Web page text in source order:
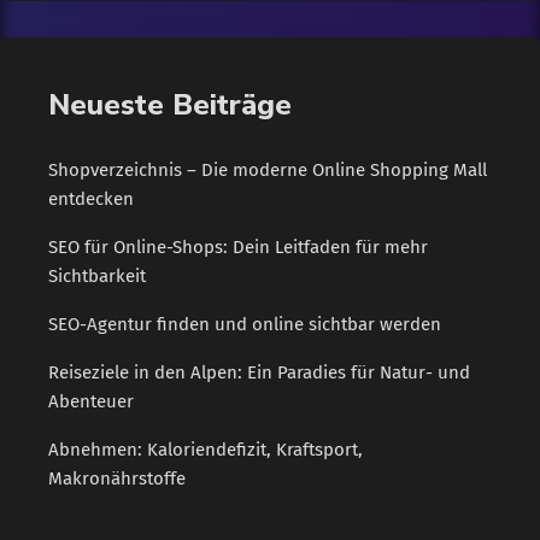
Motto "Starke Marke - aus Südwest" liefern vier […]
Neueste Beiträge
Shopverzeichnis – Die moderne Online Shopping Mall
entdecken
SEO für Online-Shops: Dein Leitfaden für mehr
Sichtbarkeit
SEO-Agentur finden und online sichtbar werden
Reiseziele in den Alpen: Ein Paradies für Natur- und
Abenteuer
Abnehmen: Kaloriendefizit, Kraftsport,
Makronährstoffe